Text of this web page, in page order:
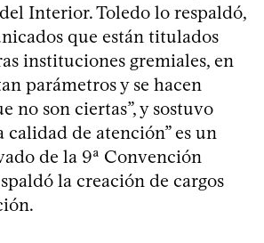
Interior. Toledo lo respaldó,
que están titulados
instituciones gremiales, en
parámetros y se hacen
no son ciertas”, y sostuvo
calidad de atención” es un
de la 9ª Convención
la creación de cargos